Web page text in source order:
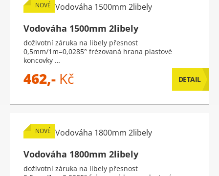
NOVÉ
Vodováha 1500mm 2libely
doživotní záruka na libely přesnost
0,5mm/1m=0,0285° frézovaná hrana plastové
koncovky …
462,- Kč DETAIL
NOVÉ
Vodováha 1800mm 2libely
doživotní záruka na libely přesnost